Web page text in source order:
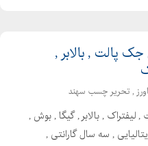
پالت , بالابر ,
, تحریر چسب سهند
لیفتراک , بالابر , گیگا , بوش ,
, سه سال گارانتی ,